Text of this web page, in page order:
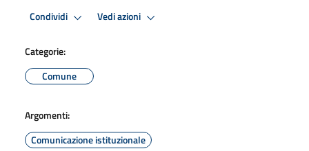
Condividi Vedi azioni
Categorie:
Comune
Argomenti:
Comunicazione istituzionale